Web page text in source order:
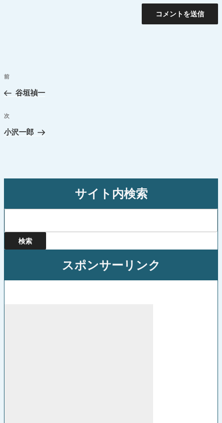
投
ナ
ビ
ゲ
過
去
投
稿
前
谷垣禎一
次
の
次
小沢一郎
サイト内検索
スポンサーリンク